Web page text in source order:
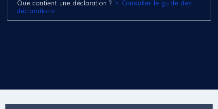
Que contient une déclaration ? > Consulter le guide des
déclarations